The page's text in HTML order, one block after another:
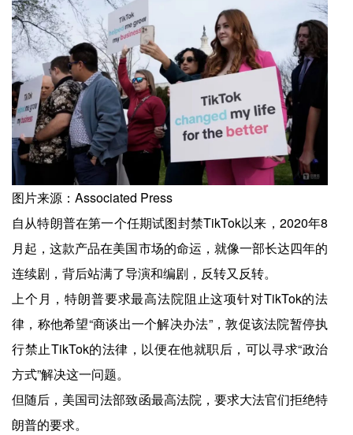
图片来源：Associated Press
自从特朗普在第一个任期试图封禁TikTok以来，2020年8
月起，这款产品在美国市场的命运，就像一部长达四年的
连续剧，背后站满了导演和编剧，反转又反转。
上个月，特朗普要求最高法院阻止这项针对TikTok的法
律，称他希望“商谈出一个解决办法”，敦促该法院暂停执
行禁止TikTok的法律，以便在他就职后，可以寻求“政治
方式”解决这一问题。
但随后，美国司法部致函最高法院，要求大法官们拒绝特
朗普的要求。